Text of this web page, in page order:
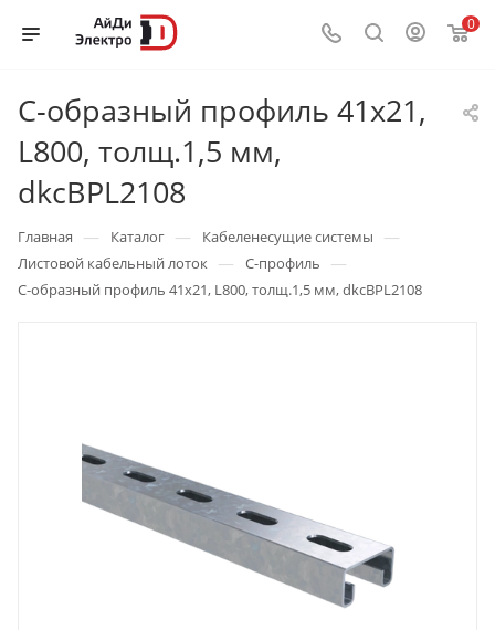
0
С-образный профиль 41х21,
L800, толщ.1,5 мм,
dkcBPL2108
Главная — Каталог — Кабеленесущие системы —
Листовой кабельный лоток — C-профиль —
С-образный профиль 41х21, L800, толщ.1,5 мм, dkcBPL2108